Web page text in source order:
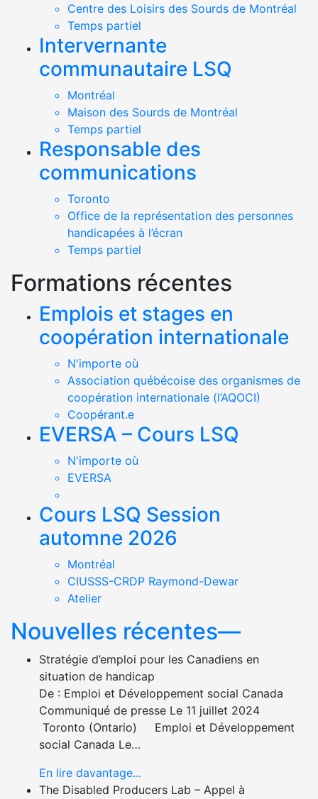
Centre des Loisirs des Sourds de Montréal
Temps partiel
Intervernante
communautaire LSQ
Montréal
Maison des Sourds de Montréal
Temps partiel
Responsable des
communications
Toronto
Office de la représentation des personnes
handicapées à l’écran
Temps partiel
Formations récentes
Emplois et stages en
coopération internationale
N'importe où
Association québécoise des organismes de
coopération internationale (l’AQOCI)
Coopérant.e
EVERSA – Cours LSQ
N'importe où
EVERSA
Cours LSQ Session
automne 2026
Montréal
CIUSSS-CRDP Raymond-Dewar
Atelier
Nouvelles récentes—
Stratégie d’emploi pour les Canadiens en
situation de handicap
De : Emploi et Développement social Canada
Communiqué de presse Le 11 juillet 2024
Toronto (Ontario) Emploi et Développement
social Canada Le…
En lire davantage...
The Disabled Producers Lab – Appel à